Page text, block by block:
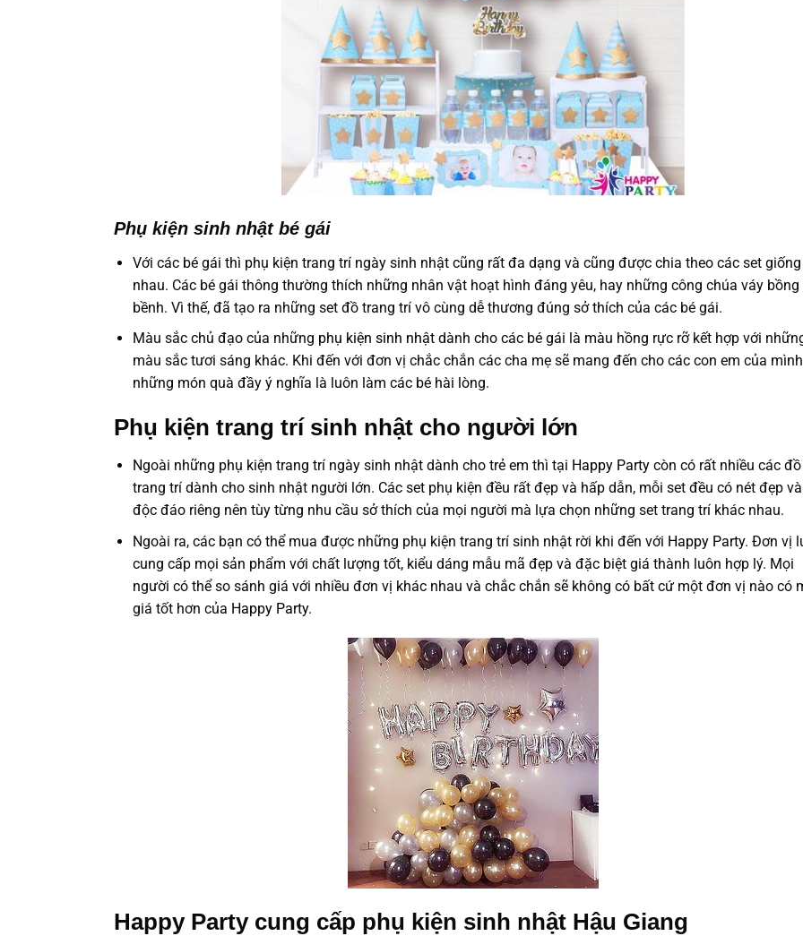
Phụ kiện sinh nhật bé gái
Với các bé gái thì phụ kiện trang trí ngày sinh nhật cũng rất đa dạng và cũng được chia theo các set giống
nhau. Các bé gái thông thường thích những nhân vật hoạt hình đáng yêu, hay những công chúa váy bồng
bềnh. Vì thế, đã tạo ra những set đồ trang trí vô cùng dễ thương đúng sở thích của các bé gái.
Màu sắc chủ đạo của những phụ kiện sinh nhậtdành cho các bé gái là màu hồng rực rỡ kết hợp với
màu sắc tươi sáng khác. Khi đến với đơn vị chắc chắn các cha mẹ sẽ mang đến cho các con em của mình
những món quà đầy ý nghĩa là luôn làm các bé hài lòng.
Phụ kiện trang trí sinh nhật cho người lớn
Ngoài những phụ kiện trang trí ngày sinh nhật dành cho trẻ em thì tại Happy Partycòn có rất nhiều các đồ
trang trí dành cho sinh nhật người lớn. Các set phụ kiện đều rất đẹp và hấp dẫn, mỗi set đều có nét đẹp
độc đáo riêng nên tùy từng nhu cầu sở thích của mọi người mà lựa chọn những set trang trí khác nhau.
Ngoài ra, các bạn có thể mua được những phụ kiện trang trí sinh nhật rời khi đến với Happy Party. Đơn vị
cung cấp mọi sản phẩm với chất lượng tốt, kiểu dáng mẫu mã đẹp và đặc biệt giá thành luôn hợp lý. Mọi
người có thể so sánh giá với nhiều đơn vị khác nhau và chắc chắn sẽ không có bất cứ một đơn vị nào có
giá tốt hơn của Happy Party.
Happy Party cung cấp phụ kiện sinh nhật Hậu Giang